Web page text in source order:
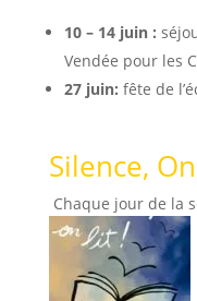
10 – 14 juin :
Vendée pour les
27 juin: fête de
Silence,
Chaque jour de la